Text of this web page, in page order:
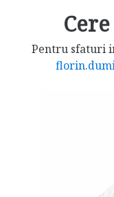
Pentru sfaturi